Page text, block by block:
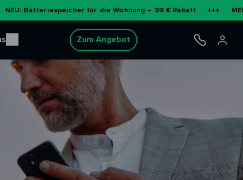
für die Wohnung – 99 € Rabatt +++ MEHR
Zum Angebot